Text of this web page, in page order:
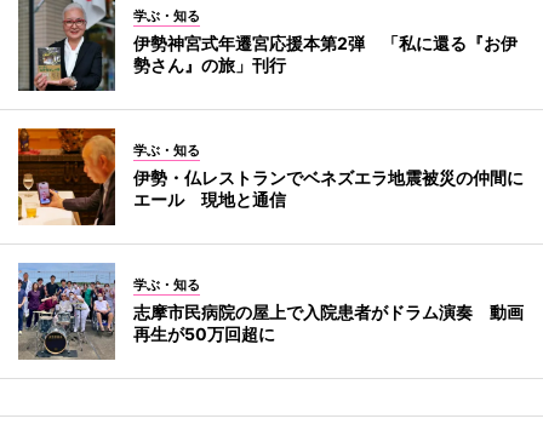
学ぶ・知る
伊勢神宮式年遷宮応援本第2弾 「私に還る『お伊
勢さん』の旅」刊行
学ぶ・知る
伊勢・仏レストランでベネズエラ地震被災の仲間に
エール 現地と通信
学ぶ・知る
志摩市民病院の屋上で入院患者がドラム演奏 動画
再生が50万回超に